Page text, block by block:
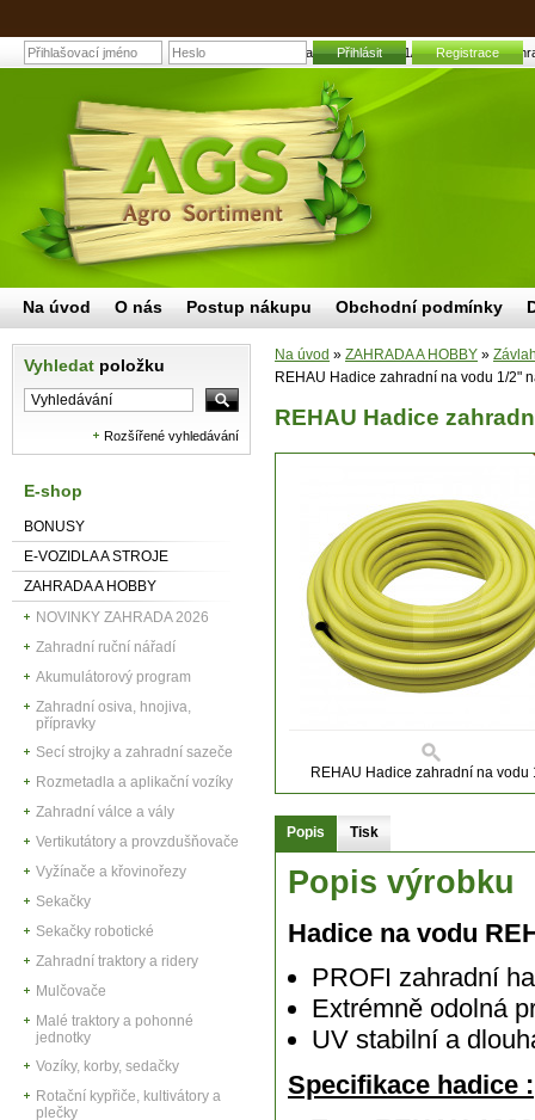
REHAU Hadice zahradní na vodu 1/2" návin 50 m |
Přihlásit Registrace
Vyhledat položku
Rozšířené vyhledávání
E-shop
BONUSY
E-VOZIDLA A STROJE
ZAHRADA A HOBBY
NOVINKY ZAHRADA 2026
Zahradní ruční nářadí
Akumulátorový program
Zahradní osiva, hnojiva,
přípravky
Secí strojky a zahradní sazeče
Rozmetadla a aplikační vozíky
Zahradní válce a vály
Vertikutátory a provzdušňovače
Vyžínače a křovinořezy
Sekačky
Sekačky robotické
Zahradní traktory a ridery
Mulčovače
Malé traktory a pohonné
jednotky
Vozíky, korby, sedačky
Rotační kypřiče, kultivátory a
plečky
Na úvod » ZAHRADA A HOBBY »
REHAU Hadice zahradní na vodu 1/2"
REHAU Hadice
REHAU Hadice zahradní na vodu
Popis Tisk
Popis výrobku
Hadice na vodu
PROFI zahradní
Extrémně odolná
UV stabilní a
Specifikace hadice :
Na úvod O nás Postup nákupu Obchodní podmínky